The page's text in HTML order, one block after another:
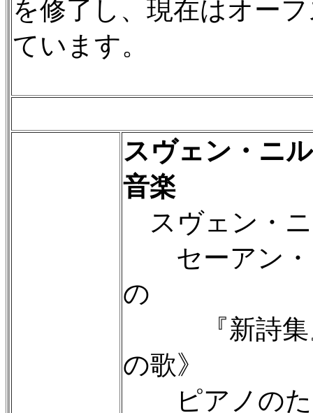
を修了し、現在はオー
ています。
スヴェン・ニ
音楽
スヴェン・ニ
セーアン・
の
『新詩集』
の歌》
ピアノのた